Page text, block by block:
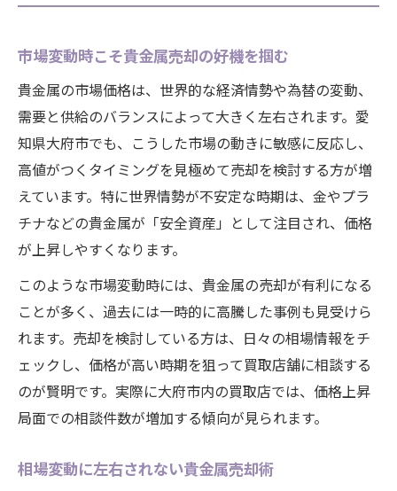
市場変動時こそ貴金属売却の好機を掴む
貴金属の市場価格は、世界的な経済情勢や為替の変動、
需要と供給のバランスによって大きく左右されます。愛
知県大府市でも、こうした市場の動きに敏感に反応し、
高値がつくタイミングを見極めて売却を検討する方が増
えています。特に世界情勢が不安定な時期は、金やプラ
チナなどの貴金属が「安全資産」として注目され、価格
が上昇しやすくなります。
このような市場変動時には、貴金属の売却が有利になる
ことが多く、過去には一時的に高騰した事例も見受けら
れます。売却を検討している方は、日々の相場情報をチ
ェックし、価格が高い時期を狙って買取店舗に相談する
のが賢明です。実際に大府市内の買取店では、価格上昇
局面での相談件数が増加する傾向が見られます。
相場変動に左右されない貴金属売却術